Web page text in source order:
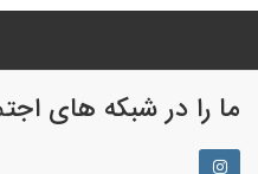
ما را در شبکه های